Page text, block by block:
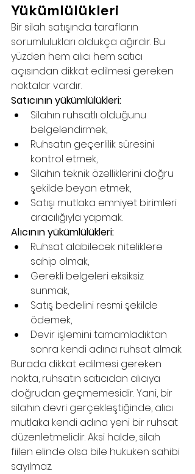
Yükümlülükleri
Bir silah satışında tarafların
sorumlulukları oldukça ağırdır. Bu
yüzden hem alıcı hem satıcı
açısından dikkat edilmesi gereken
noktalar vardır.
Satıcının yükümlülükleri:
Silahın ruhsatlı olduğunu
belgelendirmek,
Ruhsatın geçerlilik süresini
kontrol etmek,
Silahın teknik özelliklerini doğru
şekilde beyan etmek,
Satışı mutlaka emniyet birimleri
aracılığıyla yapmak.
Alıcının yükümlülükleri:
Ruhsat alabilecek niteliklere
sahip olmak,
Gerekli belgeleri eksiksiz
sunmak,
Satış bedelini resmi şekilde
ödemek,
Devir işlemini tamamladıktan
sonra kendi adına ruhsat almak.
Burada dikkat edilmesi gereken
nokta, ruhsatın satıcıdan alıcıya
doğrudan geçmemesidir. Yani, bir
silahın devri gerçekleştiğinde, alıcı
mutlaka kendi adına yeni bir ruhsat
düzenletmelidir. Aksi halde, silah
fiilen elinde olsa bile hukuken sahibi
sayılmaz.